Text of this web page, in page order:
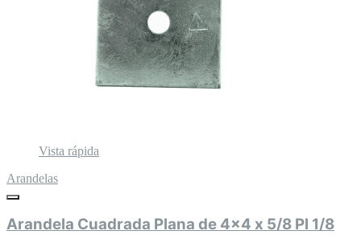
Vista rápida
Arandelas
Arandela Cuadrada Plana de 4x4 x 5/8 Pl 1/8